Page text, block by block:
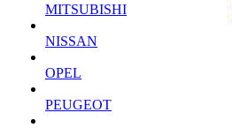
MITSUBISHI
NISSAN
OPEL
PEUGEOT